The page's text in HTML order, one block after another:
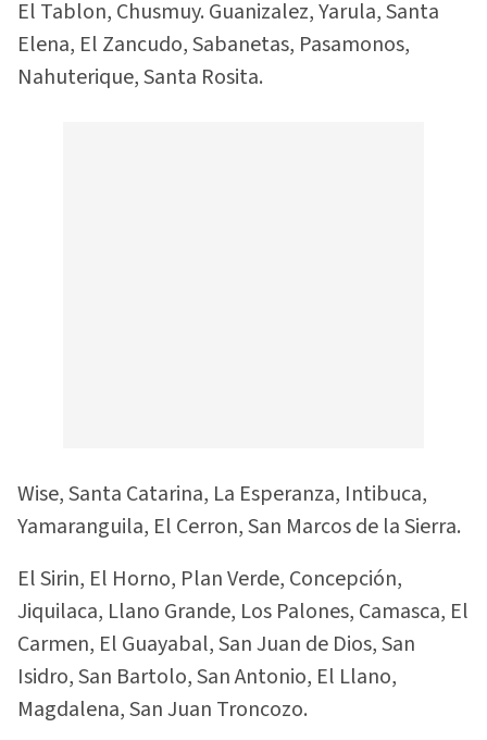
El Tablon, Chusmuy. Guanizalez, Yarula, Santa
Elena, El Zancudo, Sabanetas, Pasamonos,
Nahuterique, Santa Rosita.
Wise, Santa Catarina, La Esperanza, Intibuca,
Yamaranguila, El Cerron, San Marcos de la Sierra.
El Sirin, El Horno, Plan Verde, Concepción,
Jiquilaca, Llano Grande, Los Palones, Camasca, El
Carmen, El Guayabal, San Juan de Dios, San
Isidro, San Bartolo, San Antonio, El Llano,
Magdalena, San Juan Troncozo.